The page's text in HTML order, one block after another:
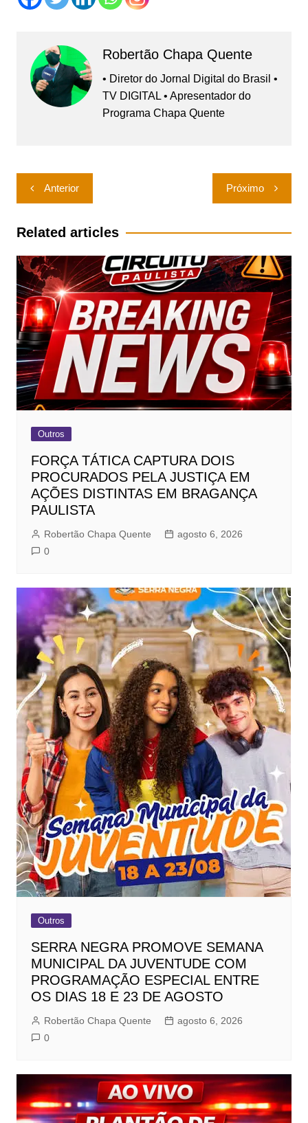
Robertão Chapa Quente
• Diretor do Jornal Digital do Brasil •
TV DIGITAL • Apresentador do
Programa Chapa Quente
Navegação
de
Post
Anterior Próximo
Related articles
Outros
FORÇA TÁTICA CAPTURA DOIS
PROCURADOS PELA JUSTIÇA EM
AÇÕES DISTINTAS EM BRAGANÇA
PAULISTA
Robertão Chapa Quente
agosto 6, 2026
0
Outros
SERRA NEGRA PROMOVE SEMANA
MUNICIPAL DA JUVENTUDE COM
PROGRAMAÇÃO ESPECIAL ENTRE
OS DIAS 18 E 23 DE AGOSTO
Robertão Chapa Quente
agosto 6, 2026
0